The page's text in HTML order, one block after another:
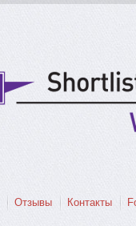
Отзывы Контакты